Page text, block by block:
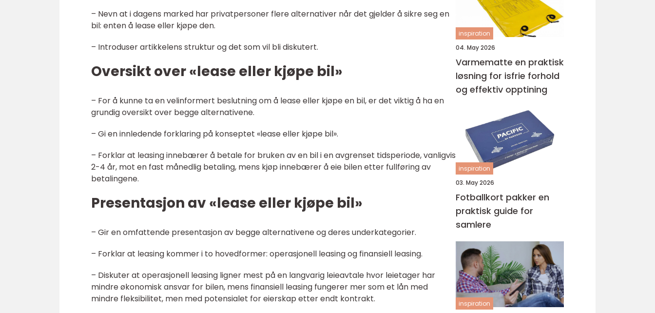
– Nevn at i dagens marked har privatpersoner flere alternativer når det gjelder å sikre seg en
bil: enten å lease eller kjøpe den.
– Introduser artikkelens struktur og det som vil bli diskutert.
Oversikt over «lease eller kjøpe bil»
– For å kunne ta en velinformert beslutning om å lease eller kjøpe en bil, er det viktig å ha en
grundig oversikt over begge alternativene.
– Gi en innledende forklaring på konseptet «lease eller kjøpe bil».
– Forklar at leasing innebærer å betale for bruken av en bil i en avgrenset tidsperiode, vanligvis
2-4 år, mot en fast månedlig betaling, mens kjøp innebærer å eie bilen etter fullføring av
betalingene.
Presentasjon av «lease eller kjøpe bil»
– Gir en omfattende presentasjon av begge alternativene og deres underkategorier.
– Forklar at leasing kommer i to hovedformer: operasjonell leasing og finansiell leasing.
– Diskuter at operasjonell leasing ligner mest på en langvarig leieavtale hvor leietager har
mindre økonomisk ansvar for bilen, mens finansiell leasing fungerer mer som et lån med
mindre fleksibilitet, men med potensialet for eierskap etter endt kontrakt.
inspiration
04. May 2026
Varmematte en praktisk
løsning for isfrie forhold
og effektiv opptining
inspiration
03. May 2026
Fotballkort pakker en
praktisk guide for
samlere
inspiration